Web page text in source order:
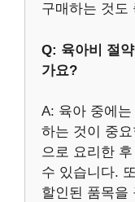
구매하는 것도
Q: 육아비 절
가요?
A: 육아 중에
하는 것이 중
으로 요리한
수 있습니다.
할인된 품목을